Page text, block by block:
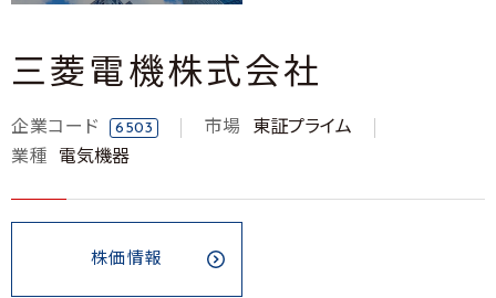
三菱電機株式会社
企業コード 6503 市場
東証プライム
業種
電気機器
株価情報